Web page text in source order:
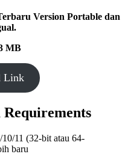
Version Portable dan
MB
Link
Requirements
10/11 (32-bit atau 64-
baru